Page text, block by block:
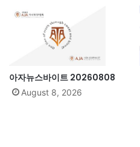
아자뉴스바이트 20260808
August 8, 2026